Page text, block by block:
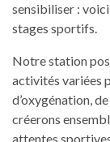
sensibiliser :
stages sportifs.
Notre station
activités variées
d’oxygénation,
créerons
attentes